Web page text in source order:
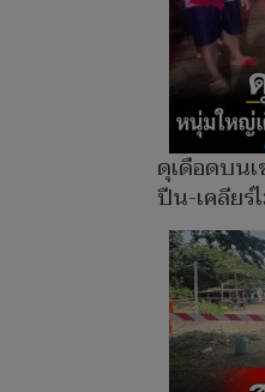
ดุเดือดบน
ปืน-เคลียร์